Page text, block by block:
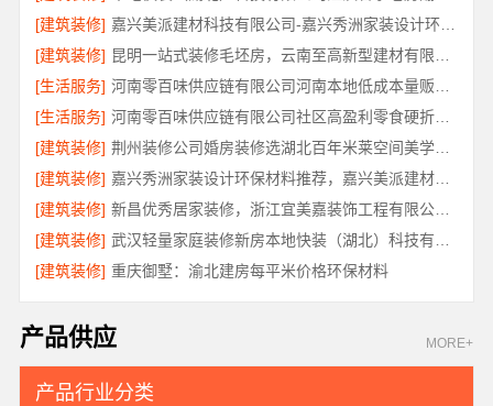
[建筑装修]
嘉兴美派建材科技有限公司-嘉兴秀洲家装设计环保材料推荐
[建筑装修]
[生活服务]
[生活服务]
河南零百味供应链有限公司社区高盈利零食硬折扣全域盈利
[建筑装修]
荆州装修公司婚房装修选湖北百年米莱空间美学装饰材料有限公司
[建筑装修]
嘉兴秀洲家装设计环保材料推荐，嘉兴美派建材科技靠谱
[建筑装修]
新昌优秀居家装修，浙江宜美嘉装饰工程有限公司匠心品质
[建筑装修]
[建筑装修] 重庆御墅：渝北建房每平米价格环保材料
产品供应 MORE+
产品行业分类